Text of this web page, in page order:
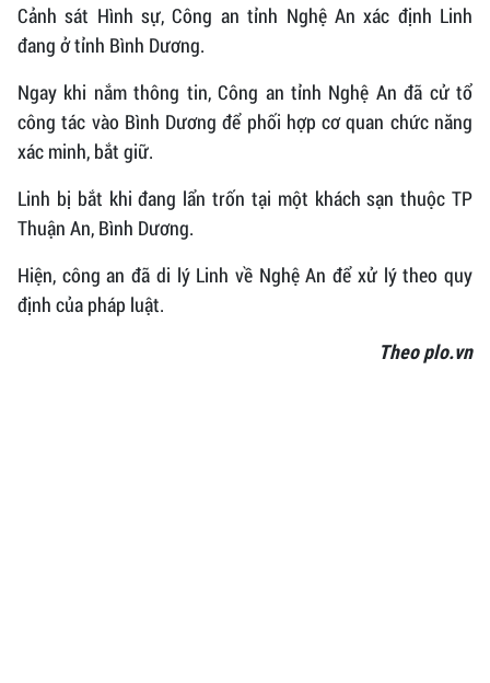
Cảnh sát Hình sự, Công an tỉnh Nghệ An xác định Linh
đang ở tỉnh Bình Dương.
Ngay khi nắm thông tin, Công an tỉnh Nghệ An đã cử tổ
công tác vào Bình Dương để phối hợp cơ quan chức năng
xác minh, bắt giữ.
Linh bị bắt khi đang lẩn trốn tại một khách sạn thuộc TP
Thuận An, Bình Dương.
Hiện, công an đã di lý Linh về Nghệ An để xử lý theo quy
định của pháp luật.
Theo plo.vn